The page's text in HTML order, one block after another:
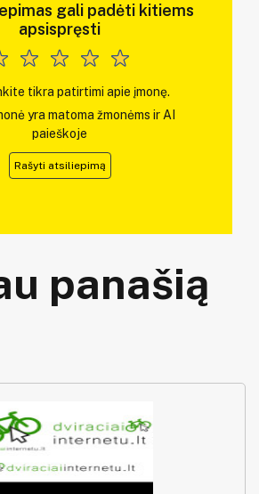
gali padėti kitiems
apsispręsti
tikra patirtimi apie įmonę.
yra matoma žmonėms ir AI
paieškoje
Rašyti atsiliepimą
panašią